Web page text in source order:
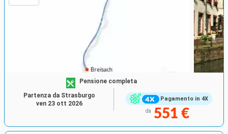
Pagamento in 4X
Pensione completa
da 551 €
Partenza da Strasburgo
ven 23 ott 2026